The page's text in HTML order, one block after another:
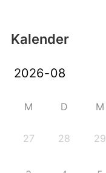
Kalender
M D M
27 28 29